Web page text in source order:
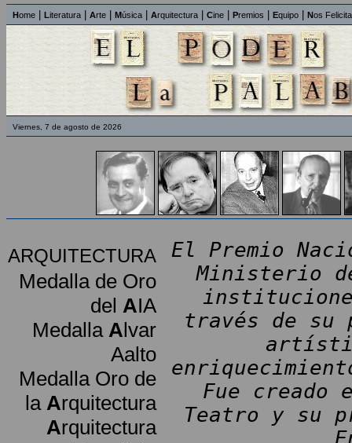
Home Literatura Arte Música Arquitectura Cine Premios Equipo Nos
Viernes, 7 de agosto de 2026
ARQUITECTURA
Medalla de Oro
del AIA
Medalla Alvar
Aalto
Medalla Oro de
la Arquitectura
Arquitectura
El Premio
Ministerio
través de su
Fue creado
Teatro y su